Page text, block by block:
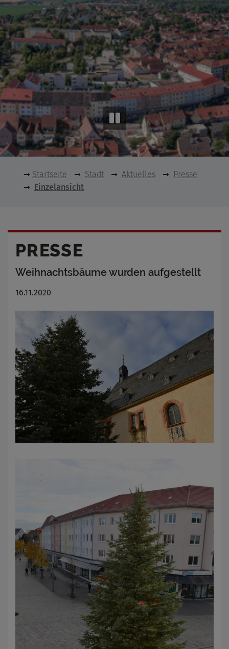
Startseite Stadt Aktuelles
Presse
Einzelansicht
PRESSE
Weihnachtsbäume wurden aufgestellt
16.11.2020